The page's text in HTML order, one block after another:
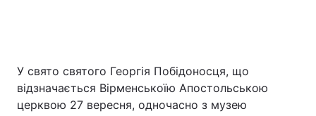
У свято святого Георгія Побідоносця, що
відзначається Вірменськоїю Апостольською
церквою 27 вересня, одночасно з музею